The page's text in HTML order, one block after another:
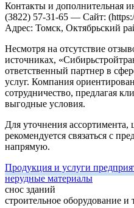
Контакты и дополнительная
(3822) 57-31-65 — Сайт:
Адрес: Томск, Октябрьский
Несмотря на отсутствие
источниках,
ответственный партнер в
услуг. Компания
сотрудничество, предлагая
выгодные условия.
Для уточнения ассортимента,
рекомендуется связаться с
напрямую.
Продукция и услуги
нерудные материалы
снос зданий
строительное оборудование и